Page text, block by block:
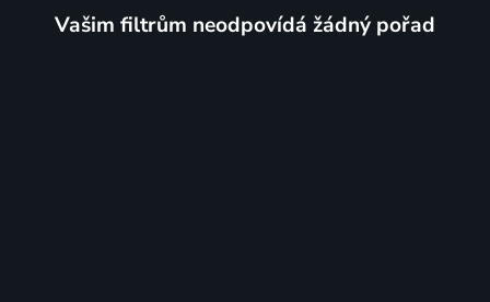
Vašim filtrům neodpovídá žádný pořad